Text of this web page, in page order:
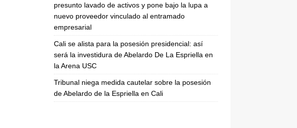
presunto lavado de activos y pone bajo la lupa a
nuevo proveedor vinculado al entramado
empresarial
Cali se alista para la posesión presidencial: así
será la investidura de Abelardo De La Espriella en
la Arena USC
Tribunal niega medida cautelar sobre la posesión
de Abelardo de la Espriella en Cali